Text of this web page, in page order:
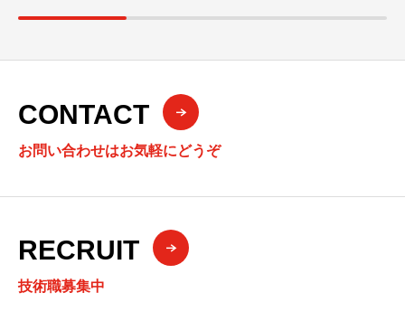
CONTACT
お問い合わせはお気軽にどうぞ
RECRUIT
技術職募集中